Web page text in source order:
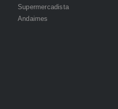
Supermercadista
Andaimes